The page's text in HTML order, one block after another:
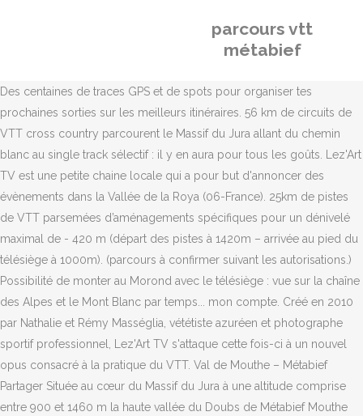
parcours vtt
métabief
Des centaines de traces GPS et de spots pour organiser tes
prochaines sorties sur les meilleurs itinéraires. 56 km de circuits de
VTT cross country parcourent le Massif du Jura allant du chemin
blanc au single track sélectif : il y en aura pour tous les goûts. Lez'Art
TV est une petite chaine locale qui a pour but d'annoncer des
évènements dans la Vallée de la Roya (06-France). 25km de pistes
de VTT parsemées d’aménagements spécifiques pour un dénivelé
maximal de - 420 m (départ des pistes à 1420m – arrivée au pied du
télésiège à 1000m). (parcours à confirmer suivant les autorisations.)
Possibilité de monter au Morond avec le télésiège : vue sur la chaîne
des Alpes et le Mont Blanc par temps... mon compte. Créé en 2010
par Nathalie et Rémy Masséglia, vététiste azuréen et photographe
sportif professionnel, Lez'Art TV s'attaque cette fois-ci à un nouvel
opus consacré à la pratique du VTT. Val de Mouthe – Métabief
Partager Située au cœur du Massif du Jura à une altitude comprise
entre 900 et 1460 m la haute vallée du Doubs de Métabief Mouthe